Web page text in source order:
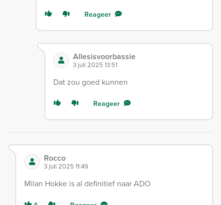
Reageer
Allesisvoorbassie
3 juli 2025 13:51
Dat zou goed kunnen
Reageer
Rocco
3 juli 2025 11:49
Milan Hokke is al definitief naar ADO